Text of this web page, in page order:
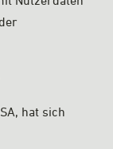
hat sich